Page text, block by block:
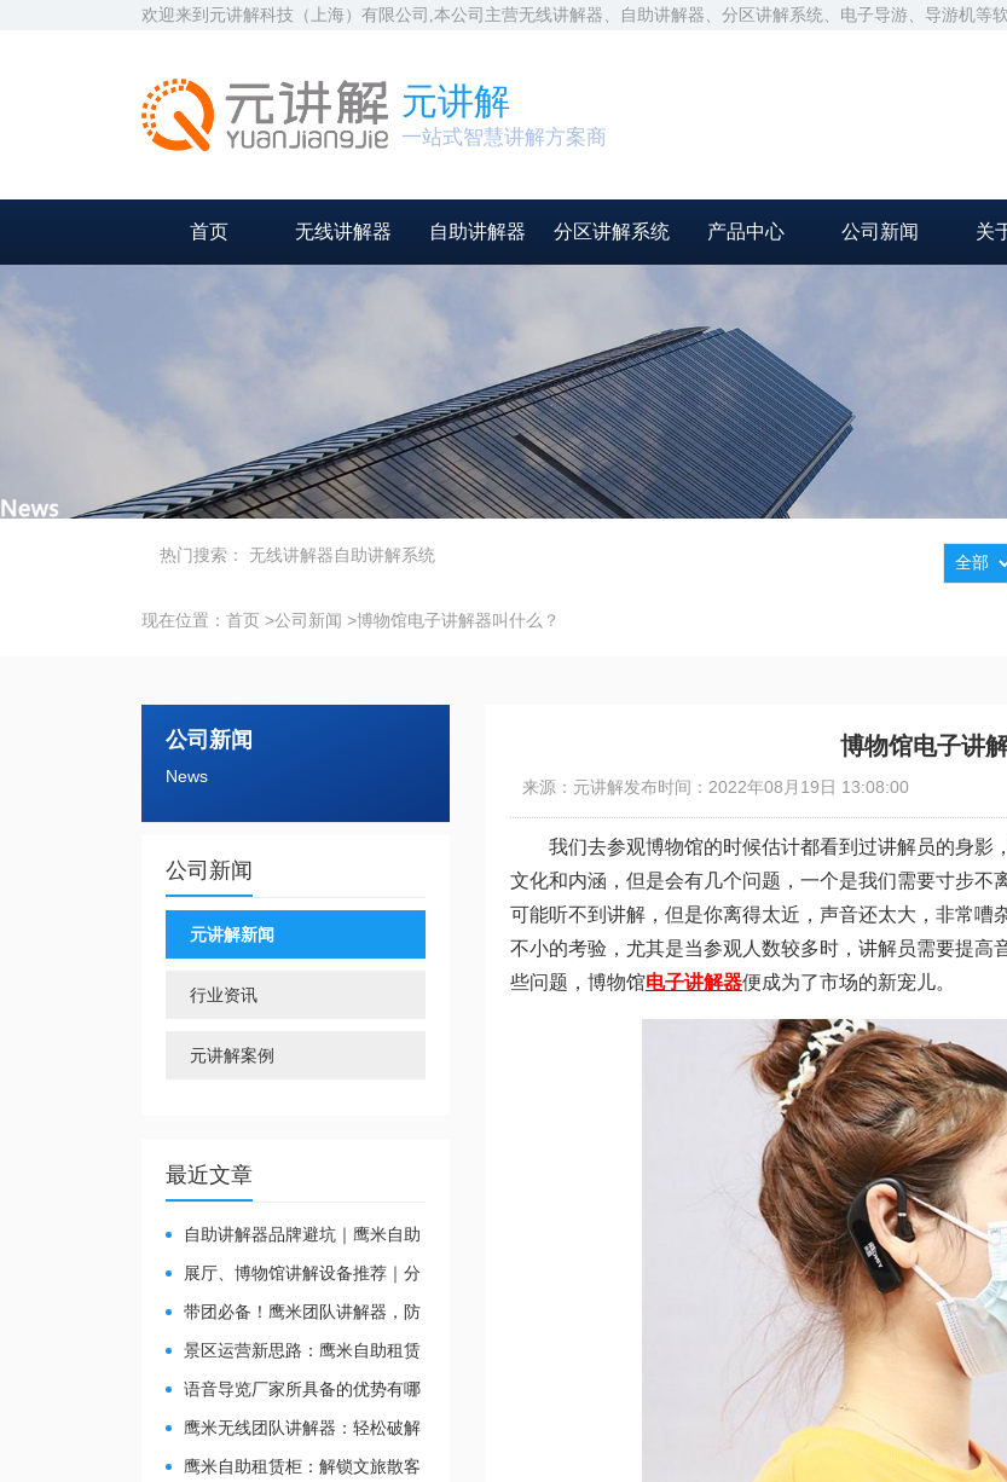
欢迎来到元讲解科技（上海）有限公司,本公司主营无线讲解器、自助讲解器、分区讲解系统、电子导游、导游机等
元讲解
一站式智慧讲解方案商
首页 无线讲解器 自助讲解器 分区讲解系统 产品中心 公司新闻 关
热门搜索： 无线讲解器自助讲解系统
现在位置： 首页 >公司新闻 >博物馆电子讲解器叫什么？
公司新闻
News
公司新闻
元讲解新闻
行业资讯
元讲解案例
最近文章
自助讲解器品牌避坑｜鹰米自助
讲解器，实测好用不踩雷
展厅、博物馆讲解设备推荐｜分
区讲解系统，解决多团队接待核心
痛点
带团必备！鹰米团队讲解器，防
串音 + 易管理双在线
景区运营新思路：鹰米自助租赁
柜，不只是省了点人工费
​语音导览厂家所具备的优势有哪
些？
鹰米无线团队讲解器：轻松破解
大团队沟通难题
鹰米自助租赁柜：解锁文旅散客
博物馆电子讲
来源：元讲解发布时间：2022年08月19日 13:08:00
我们去参观博物馆的时候估计都看到过讲解员的身
文化和内涵，但是会有几个问题，一个是我们需要寸步
可能听不到讲解，但是你离得太近，声音还太大，非常
不小的考验，尤其是当参观人数较多时，讲解员需要提
些问题，博物馆电子讲解器便成为了市场的新宠儿。